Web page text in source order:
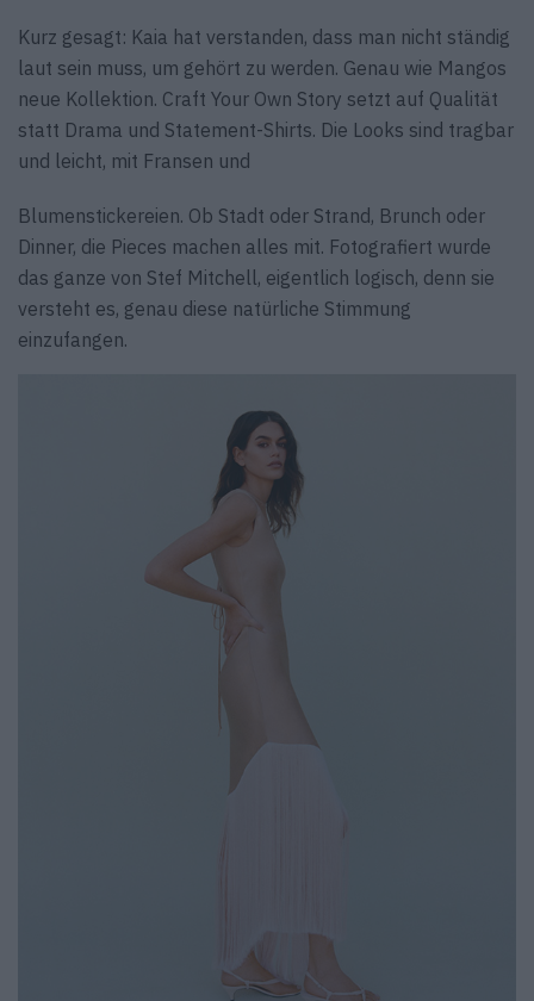
Kurz gesagt: Kaia hat verstanden, dass man nicht ständig
laut sein muss, um gehört zu werden. Genau wie Mangos
neue Kollektion. Craft Your Own Story setzt auf Qualität
statt Drama und Statement-Shirts. Die Looks sind tragbar
und leicht, mit Fransen und
Blumenstickereien. Ob Stadt oder Strand, Brunch oder
Dinner, die Pieces machen alles mit. Fotografiert wurde
das ganze von Stef Mitchell, eigentlich logisch, denn sie
versteht es, genau diese natürliche Stimmung
einzufangen.